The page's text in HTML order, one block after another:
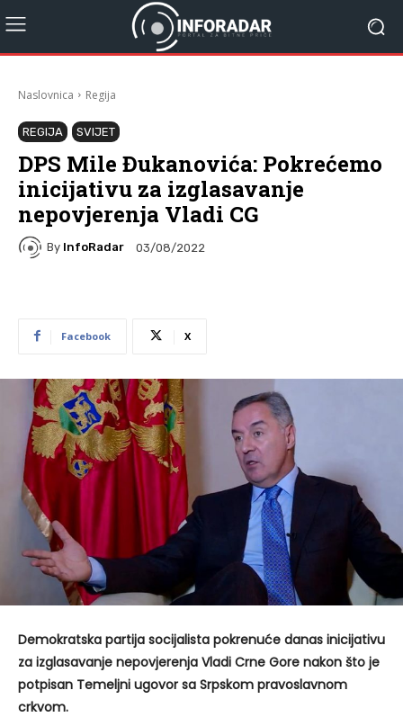
Naslovnica Regija
REGIJA SVIJET
DPS Mile Đukanovića: Pokrećemo
inicijativu za izglasavanje
nepovjerenja Vladi CG
By InfoRadar 03/08/2022
Facebook X
Demokratska partija socijalista pokrenuće danas inicijativu
za izglasavanje nepovjerenja Vladi Crne Gore nakon što je
potpisan Temeljni ugovor sa Srpskom pravoslavnom
crkvom.